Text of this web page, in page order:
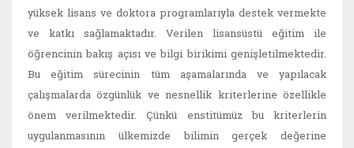
yüksek lisans ve doktora programlarıyla destek vermekte
ve katkı sağlamaktadır. Verilen lisansüstü eğitim ile
öğrencinin bakış açısı ve bilgi birikimi genişletilmektedir.
Bu eğitim sürecinin tüm aşamalarında ve yapılacak
çalışmalarda özgünlük ve nesnellik kriterlerine özellikle
önem verilmektedir. Çünkü enstitümüz bu kriterlerin
uygulanmasının ülkemizde bilimin gerçek değerine